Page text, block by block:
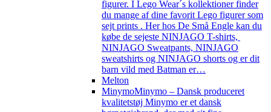
figurer. I Lego Wear´s kollektioner finder
du mange af dine favorit Lego figurer som
sejt prints . Her hos De Små Engle kan du
købe de sejeste NINJAGO T-shirts,
NINJAGO Sweatpants, NINJAGO
sweatshirts og NINJAGO shorts og er dit
barn vild med Batman er…
Melton
MinymoMinymo – Dansk produceret
kvalitetstøj Minymo er et dansk